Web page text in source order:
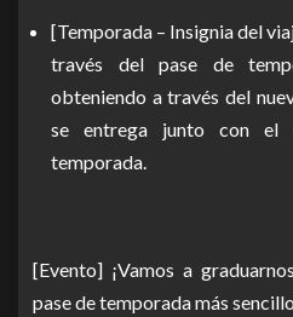
[Temporada – Insignia del
través del pase de
obteniendo a través del
se entrega junto con el
temporada.
[Evento] ¡Vamos a
pase de temporada más